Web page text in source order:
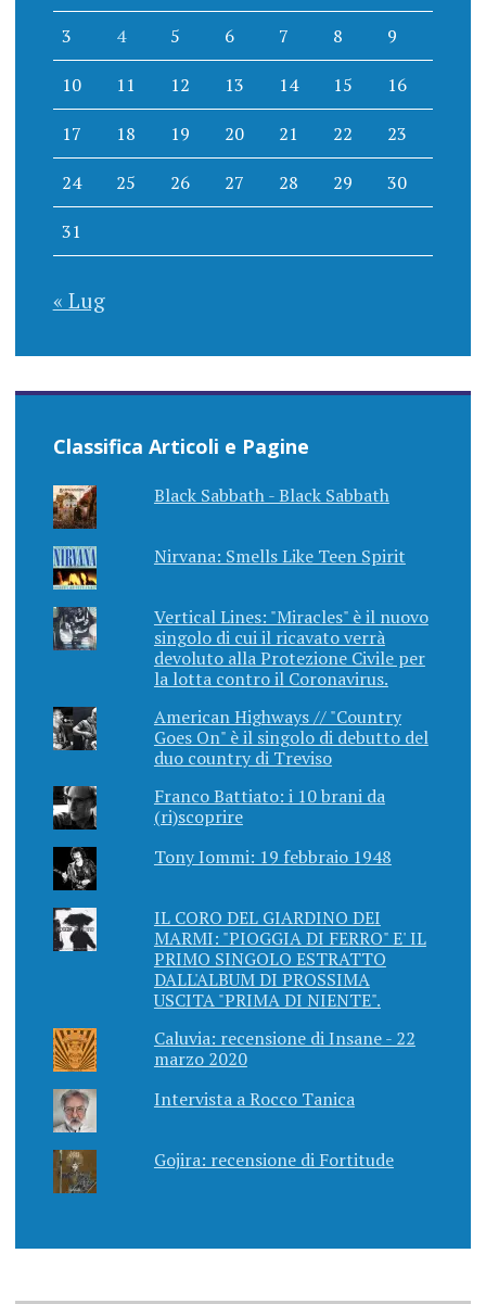
3 4 5 6 7 8 9
10 11 12 13 14 15 16
17 18 19 20 21 22 23
24 25 26 27 28 29 30
31
« Lug
Classifica Articoli e Pagine
Black Sabbath - Black Sabbath
Nirvana: Smells Like Teen Spirit
Vertical Lines: "Miracles" è il nuovo
singolo di cui il ricavato verrà
devoluto alla Protezione Civile per
la lotta contro il Coronavirus.
American Highways // "Country
Goes On" è il singolo di debutto del
duo country di Treviso
Franco Battiato: i 10 brani da
(ri)scoprire
Tony Iommi: 19 febbraio 1948
IL CORO DEL GIARDINO DEI
MARMI: "PIOGGIA DI FERRO" E' IL
PRIMO SINGOLO ESTRATTO
DALL'ALBUM DI PROSSIMA
USCITA "PRIMA DI NIENTE".
Caluvia: recensione di Insane - 22
marzo 2020
Intervista a Rocco Tanica
Gojira: recensione di Fortitude